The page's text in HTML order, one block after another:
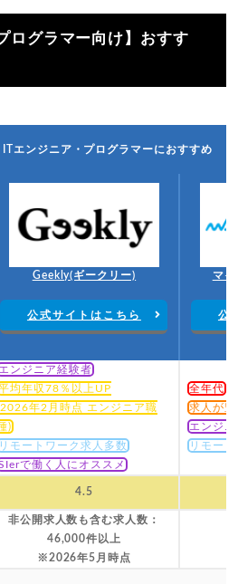
ログラマー向け】おすす
ITエンジニア・プログラマーにおすすめ
Geekly(ギークリー)
公式サイトはこちら
マ
公
ンジニア経験者
均年収78％以上UP
年2月時点 エンジニア職
)
モートワーク求人多数
で働く人にオススメ
全年代
求人が
エンジ
リモー
4.5
非公開求人数も含む求人数：
46,000件以上
※2026年5月時点